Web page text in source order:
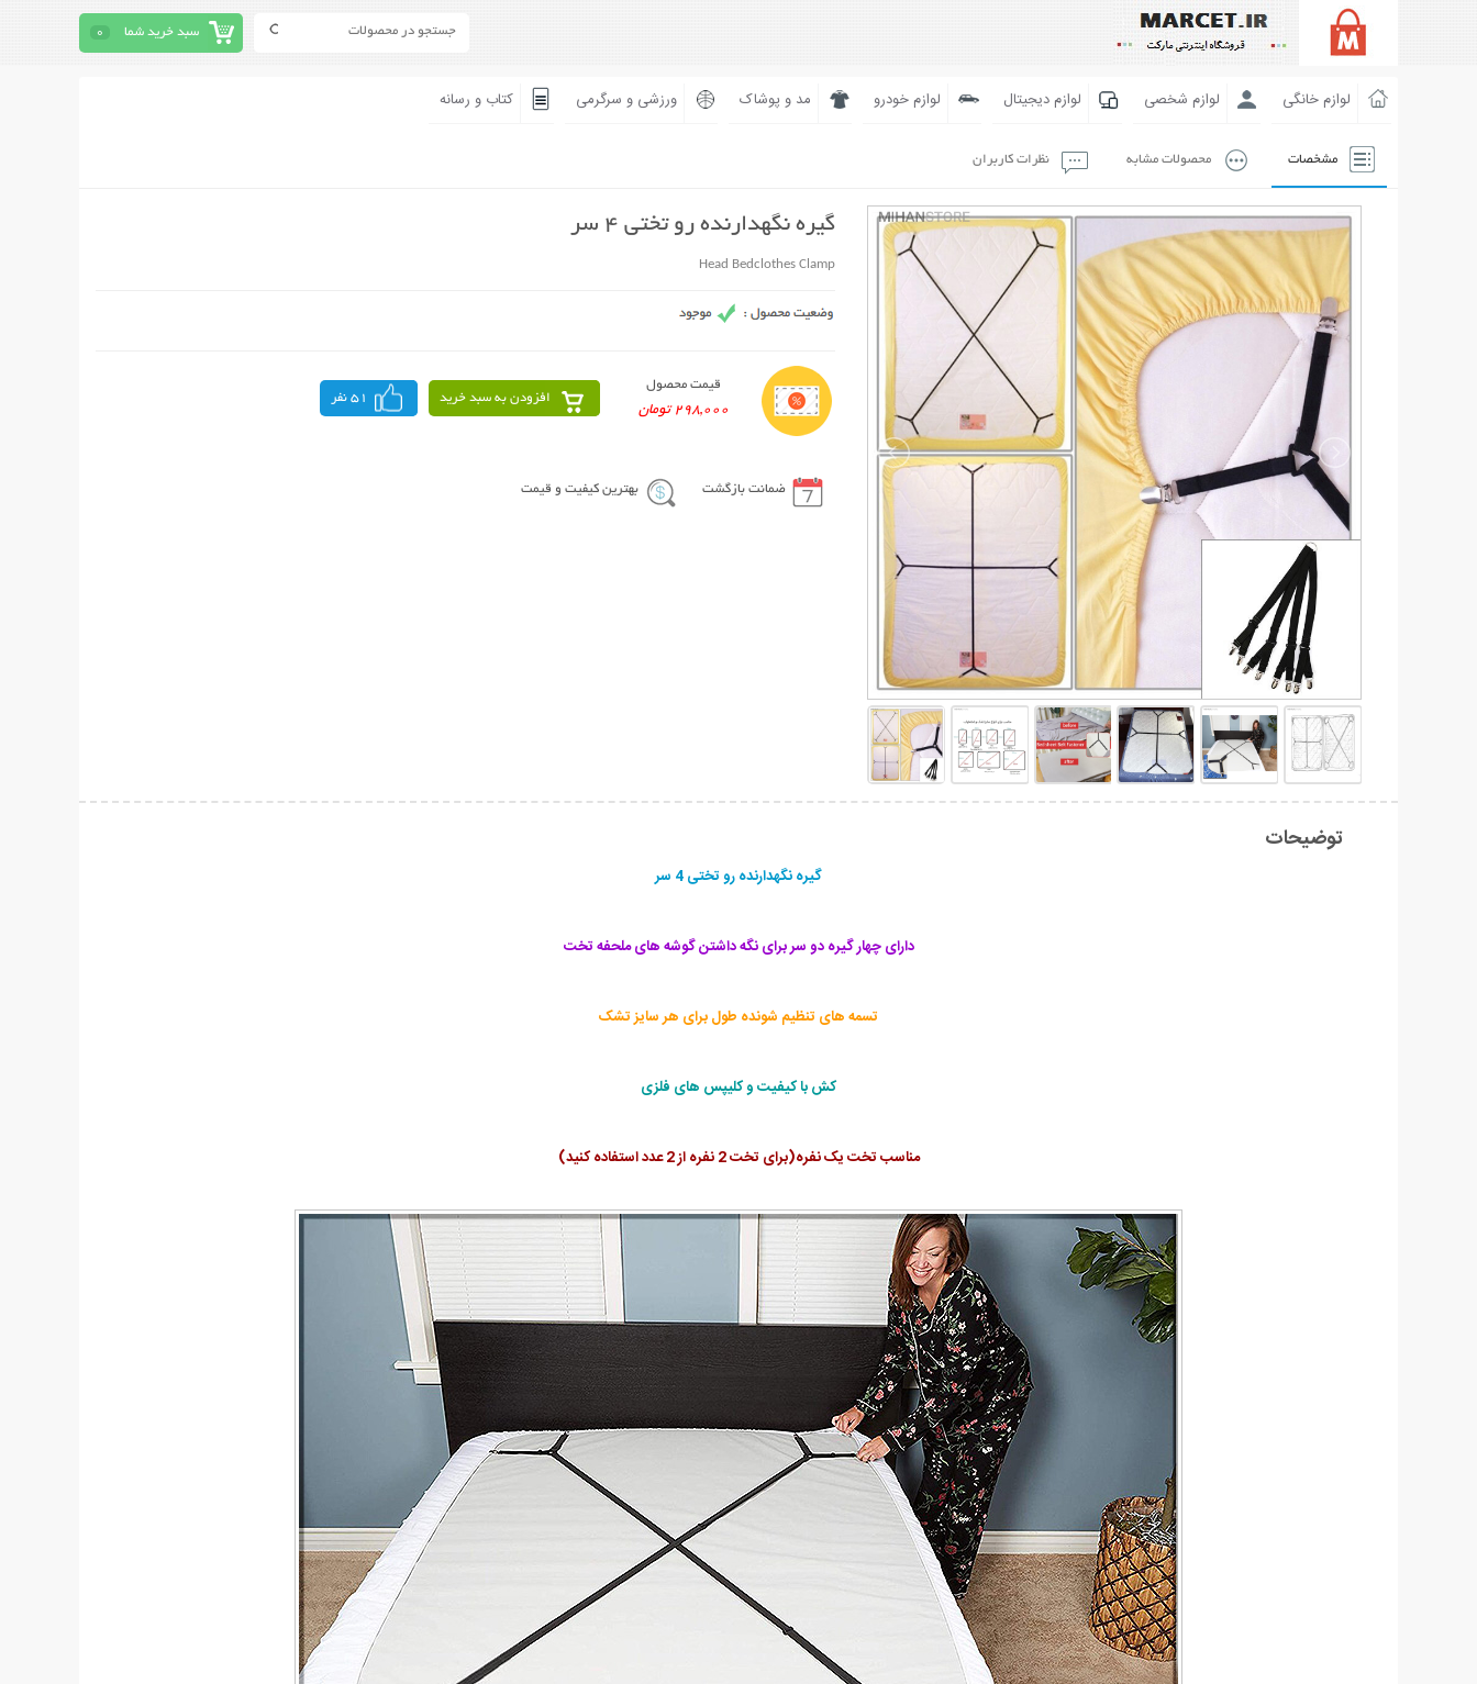
سبد خرید شما 0
لوازم خانگی لوازم شخصی لوازم دیجیتال لوازم خودرو مد و پوشاک ورزشی و سرگرمی کتاب و رسانه
مشخصات محصولات مشابه نظرات کاربران
گیره نگهدارنده رو تختی 4 سر
Head Bedclothes Clamp
قیمت محصول
298,000 تومان
افزودن به سبد خرید 51 نفر
ضمانت بازگشت بهترین کیفیت و قیمت
توضیحات
گیره نگهدارنده رو تختی 4 سر
دارای چهار گیره دو سر برای نگه داشتن گوشه های ملحفه تخت
تسمه های تنظیم شونده طول برای هر سایز تشک
کش با کیفیت و کلیپس های فلزی
مناسب تخت یک نفره(برای تخت 2 نفره از 2 عدد استفاده کنید)